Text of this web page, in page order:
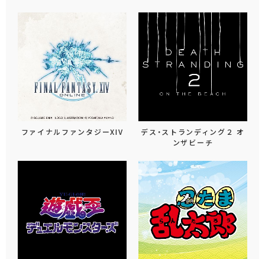
ファイナルファンタジーXIV
デス・ストランディング２ オ
ンザビーチ